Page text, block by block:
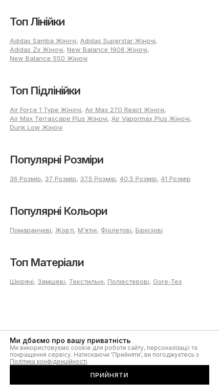
Топ Лінійки
Adidas Samba Жіночі, Adidas Superstar Жіночі,
Adidas Zx Жіночі, New Balance 1906 Жіночі,
New Balance 550 Жіночі
Топ Підлінійки
Air Force 1 Type Жіночі, Air Max 270 React Жіночі,
Air Max Terrascape Plus Жіночі, Air Vapormax Plus Жіночі,
Dunk Low Жіночі
Популярні Розміри
36 Розмір, 37 Розмір, 37.5 Розмір, 40.5 Розмір, 41 Розмір
Популярні Кольори
Помаранчеві, Жовті, М'ятні, Фіолетові, Бірюзові
Топ Матеріали
Шкіряні, Замшеві, Текстильні, Поліестерові, Gore-Tex
ПРАЦЮЄМО З 10:00 ДО 22:00
БЕЗ ВИХІДНИХ
Маєте питання?
Звʼяжіться з нами
Ми дбаємо про вашу приватність
Ми використовуємо cookie для роботи сайту, персоналізації та
покращення сервісу. Натискаючи 'Прийняти', ви погоджуєтесь з
Політика конфіденційності.
ПРИЙНЯТИ